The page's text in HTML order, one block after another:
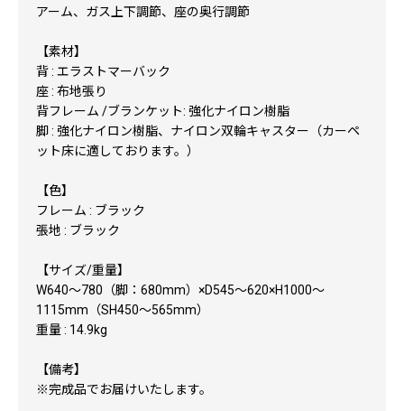
アーム、ガス上下調節、座の奥行調節
【素材】
背 : エラストマーバック
座 : 布地張り
背フレーム /ブランケット: 強化ナイロン樹脂
脚 : 強化ナイロン樹脂、ナイロン双輪キャスター（カーペ
ット床に適しております。）
【色】
フレーム : ブラック
張地 : ブラック
【サイズ/重量】
W640～780（脚：680mm）×D545～620×H1000～
1115mm（SH450～565mm）
重量 : 14.9kg
【備考】
※完成品でお届けいたします。